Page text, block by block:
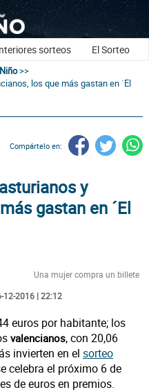
sorteos El Sorteo
>>
los que más gastan en ´El
Compártelo en:
y
gastan en ´El
Una mujer compra un billete
12-2016 | 22:12
euros por habitante; los
valencianos, con 20,06
invierten en el sorteo
celebra el próximo 6 de
de euros en premios.